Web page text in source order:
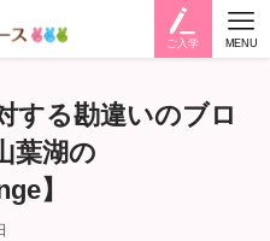
ご入学 MENU
する勘違いのブロ
葉湖の
】